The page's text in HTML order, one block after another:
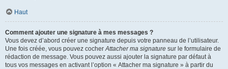
Haut
Comment ajouter une signature à mes messages ?
Vous devez d’abord créer une signature depuis votre panneau de l’utilisateur.
Une fois créée, vous pouvez cocherAttacher ma signature sur le formulaire de
rédaction de message. Vous pouvez aussi ajouter la signature par défaut à
tous vos messages en activant l’option « Attacher ma signature » à partir du